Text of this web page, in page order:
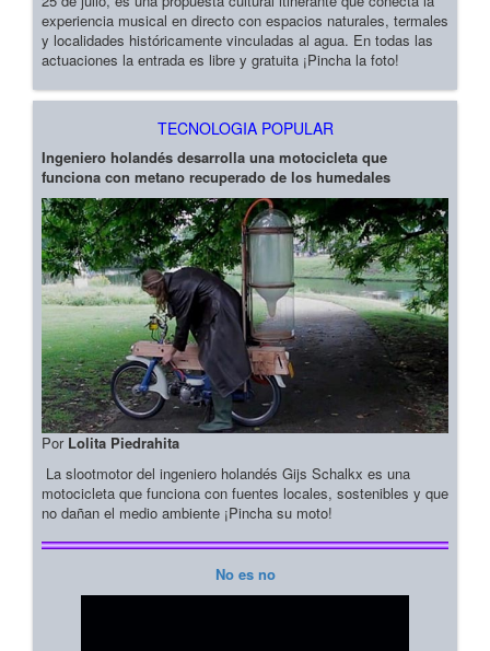
experiencia musical en directo con espacios naturales, termales
y localidades históricamente vinculadas al agua. En todas las
actuaciones la entrada es libre y gratuita ¡Pincha la foto!
TECNOLOGIA POPULAR
Ingeniero holandés desarrolla una motocicleta que
funciona con metano recuperado de los humedales
Por Lolita Piedrahita
La slootmotor del ingeniero holandés Gijs Schalkx es una
motocicleta que funciona con fuentes locales, sostenibles y que
no dañan el medio ambiente ¡Pincha su moto!
No es no